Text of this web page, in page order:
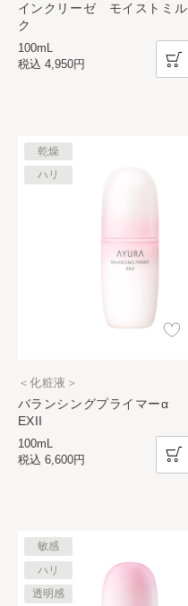
インクリーゼ モイストミル
ク
100mL
税込 4,950円
バランシングプライマーα
EXII
乾燥
ハリ
＜化粧液＞
100mL
税込 6,600円
敏感
ハリ
透明感